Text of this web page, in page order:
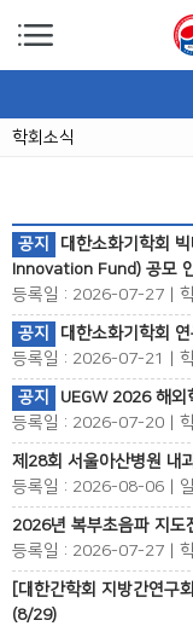
학회소식
공지
대한소화기학회
Innovation Fund) 공모
등록일 : 2026-07-27 | 학
공지
대한소화기학회
등록일 : 2026-07-21 | 학
공지
UEGW 2026 해
등록일 : 2026-07-20 | 학
제28회 서울아산병원 내
등록일 : 2026-08-06 | 일
2026년 복부초음파 지
등록일 : 2026-07-27 | 학
[대한간학회 지방간연
(8/29)